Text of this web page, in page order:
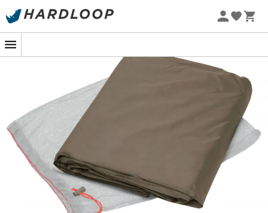
-5% Extra - Kode Summer5